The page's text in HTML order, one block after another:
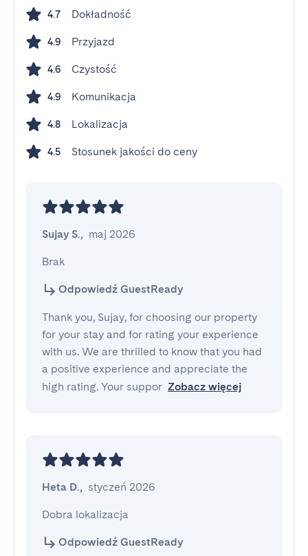
4.7 Dokładność
4.9 Przyjazd
4.6 Czystość
4.9 Komunikacja
4.8 Lokalizacja
4.5 Stosunek jakości do ceny
Sujay S., maj 2026
Brak
Odpowiedź GuestReady
Thank you, Sujay, for choosing our property
for your stay and for rating your experience
with us. We are thrilled to know that you had
a positive experience and appreciate the
high rating. Your suppor Zobacz więcej
Heta D., styczeń 2026
Dobra lokalizacja
Odpowiedź GuestReady